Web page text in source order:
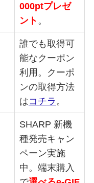
000ptプレゼ
ント 。
誰でも取得可
能なクーポン
利用。クーポ
ンの取得方法
はコチラ 。
SHARP 新機
種発売キャン
ペーン実施
中。端末購入